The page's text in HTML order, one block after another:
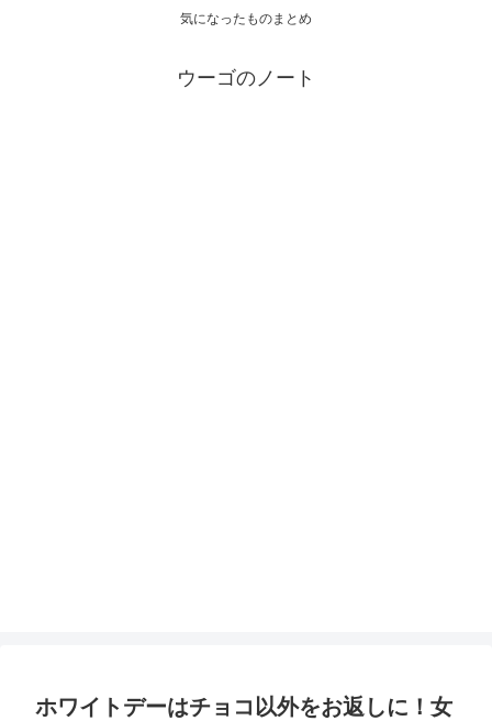
気になったものまとめ
ウーゴのノート
ホワイトデーはチョコ以外をお返しに！女